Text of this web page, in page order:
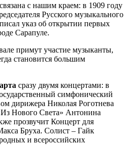
с нашим краем: в 1909 году
Русского музыкального
указ об открытии первых
Сарапуле.
примут участие музыканты,
становится большим
сразу двумя концертами: в
симфонический
дирижера Николая Роготнева
Нового Света» Антонина
прозвучит Концерт для
Бруха. Солист – Гайк
и всероссийских